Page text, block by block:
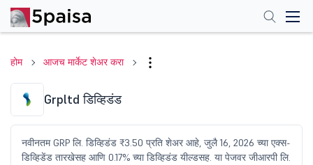
होम आजच मार्केट शेअर करा
Grpltd डिव्हिडंड
नवीनतम GRP लि. डिव्हिडंड ₹3.50 प्रति शेअर आहे, जुलै 16, 2026 च्या एक्स-
डिव्हिडेंड तारखेसह आणि 0.17% च्या डिव्हिडंड यील्डसह. या पेजवर जीआरपी लि.